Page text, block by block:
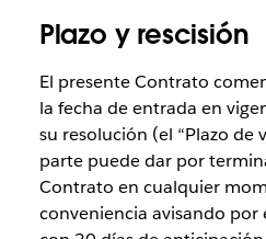
Plazo y rescisión
El presente Contrato
la fecha de entrada en
su resolución (el “Plazo de
parte puede dar por
Contrato en cualquier
conveniencia avisando por